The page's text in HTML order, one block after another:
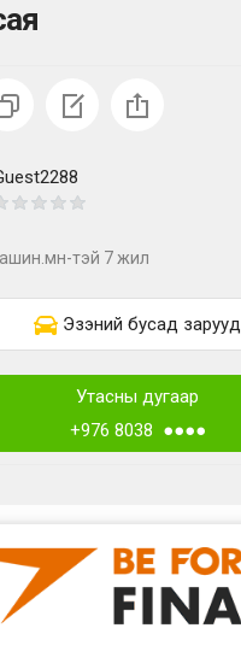
тэй 7 жил
Эзэний бусад зарууд
Утасны дугаар
+976 8038 ●●●●